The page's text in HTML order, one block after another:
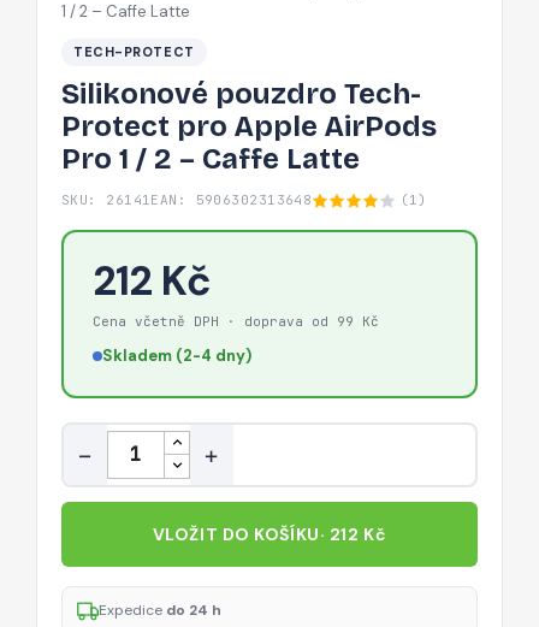
1 / 2 – Caffe Latte
TECH-PROTECT
Silikonové pouzdro Tech-
Protect pro Apple AirPods
Pro 1 / 2 – Caffe Latte
SKU: 26141EAN: 5906302313648 (1)
212 Kč
Cena včetně DPH · doprava od 99 Kč
Skladem (2-4 dny)
Množství
− +
VLOŽIT DO KOŠÍKU· 212 Kč
Expedice do 24 h